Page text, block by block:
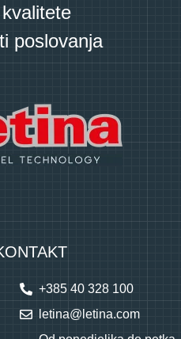
poslovanja
+385 40 328 100
letina@letina.com